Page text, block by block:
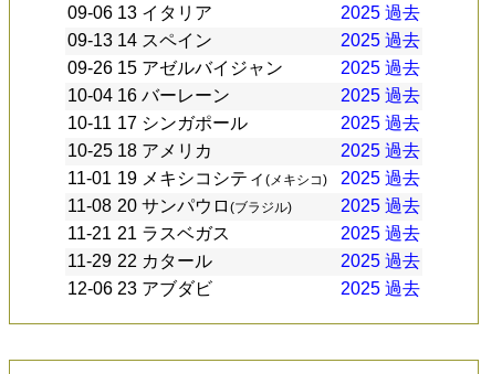
09-06 13 イタリア 2025 過去
09-13 14 スペイン 2025 過去
09-26 15 アゼルバイジャン 2025 過去
10-04 16 バーレーン 2025 過去
10-11 17 シンガポール 2025 過去
10-25 18 アメリカ 2025 過去
11-01 19 メキシコシティ (メキシコ) 2025 過去
11-08 20 サンパウロ (ブラジル) 2025 過去
11-21 21 ラスベガス 2025 過去
11-29 22 カタール 2025 過去
12-06 23 アブダビ 2025 過去